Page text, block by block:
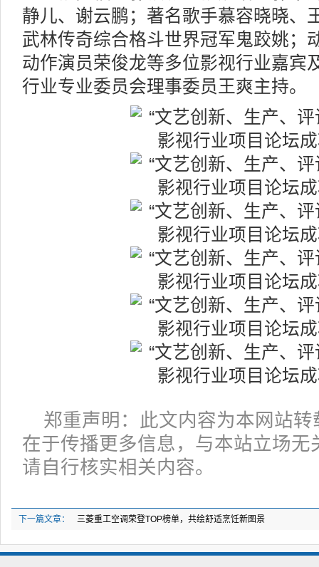
静儿、谢云鹏；著名歌手慕容晓晓、
武林传奇综合格斗世界冠军鬼跤姚；
动作演员荣俊龙等多位影视行业嘉宾
行业专业委员会理事委员王爽主持。
郑重声明：此文内容为本网站
在于传播更多信息，与本站立场
请自行核实相关内容。
下一篇文章： 三菱重工空调荣登TOP榜单，共绘舒适烹饪新图景